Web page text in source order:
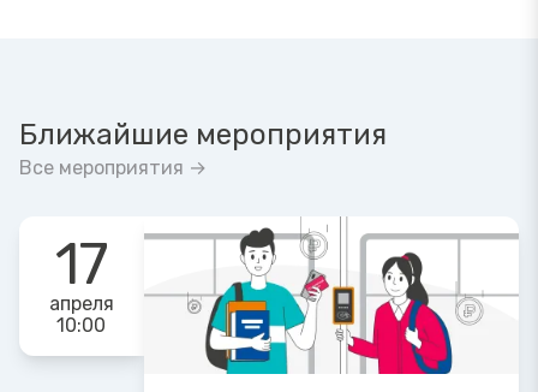
Ближайшие мероприятия
Все мероприятия →
17
апреля
10:00